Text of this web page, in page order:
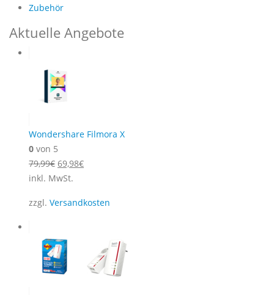
Zubehör
Aktuelle Angebote
Wondershare Filmora X
0 von 5
79,99€ Ursprünglicher
Preis
79,99€
69,98€Aktueller
69,98€.
inkl. MwSt.
zzgl. Versandkosten